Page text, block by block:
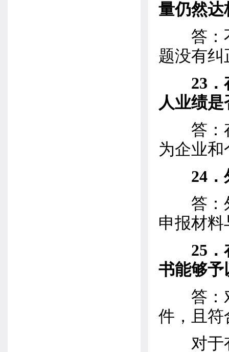
量仍然达
答：不
题没有纠
23
人业绩
答：存
为企业
24
答：外
申报材
25
书能够予
答：对
件，且符
对于有